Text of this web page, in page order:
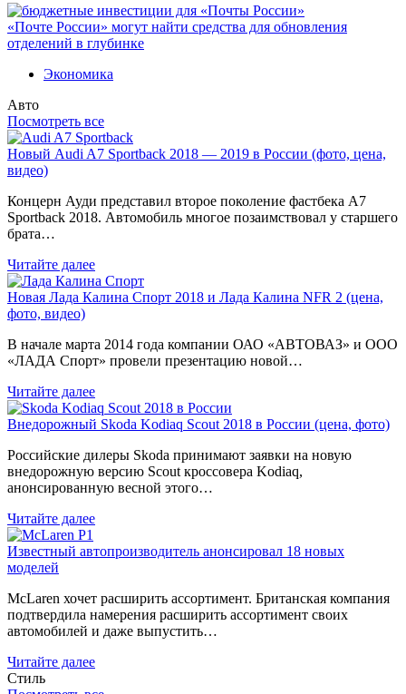
«Почте России» могут найти средства для обновления
отделений в глубинке
Экономика
Авто
Посмотреть все
Новый Audi A7 Sportback 2018 — 2019 в России (фото, цена,
видео)
Концерн Ауди представил второе поколение фастбека A7
Sportback 2018. Автомобиль многое позаимствовал у старшего
брата…
Читайте далее
Новая Лада Калина Спорт 2018 и Лада Калина NFR 2 (цена,
фото, видео)
В начале марта 2014 года компании ОАО «АВТОВАЗ» и ООО
«ЛАДА Спорт» провели презентацию новой…
Читайте далее
Внедорожный Skoda Kodiaq Scout 2018 в России (цена, фото)
Российские дилеры Skoda принимают заявки на новую
внедорожную версию Scout кроссовера Kodiaq,
анонсированную весной этого…
Читайте далее
Известный автопроизводитель анонсировал 18 новых
моделей
McLaren хочет расширить ассортимент. Британская компания
подтвердила намерения расширить ассортимент своих
автомобилей и даже выпустить…
Читайте далее
Стиль